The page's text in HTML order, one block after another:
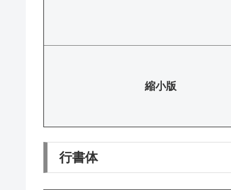
縮小版
行書体